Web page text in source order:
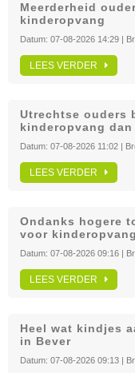
Meerderheid
kinderopvang
Datum: 07-08-2026 14:29 |
LEES VERDER
Utrechtse ouders
kinderopvang
Datum: 07-08-2026 11:02 |
LEES VERDER
Ondanks hogere
voor kinderopvang
Datum: 07-08-2026 09:16 |
LEES VERDER
Heel wat kindjes
in Bever
Datum: 07-08-2026 09:13 |